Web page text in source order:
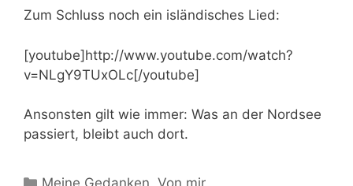
Zum Schluss noch ein isländisches Lied:
[youtube]http://www.youtube.com/watch?
v=NLgY9TUxOLc[/youtube]
Ansonsten gilt wie immer: Was an der Nordsee
passiert, bleibt auch dort.
Kategorien
Meine Gedanken,Von mir